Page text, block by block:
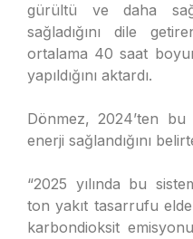
gürültü ve daha
sağladığını dile
ortalama 40 saat
yapıldığını aktardı.
Dönmez, 2024’ten
enerji sağlandığını
“2025 yılında bu
ton yakıt tasarrufu
karbondioksit